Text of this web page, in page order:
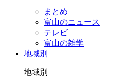
まとめ
富山のニュース
テレビ
富山の雑学
地域別
地域別